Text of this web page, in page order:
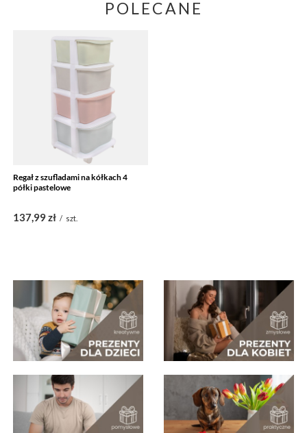
POLECANE
Regał z szufladami na kółkach 4
półki pastelowe
137,99 zł / szt.